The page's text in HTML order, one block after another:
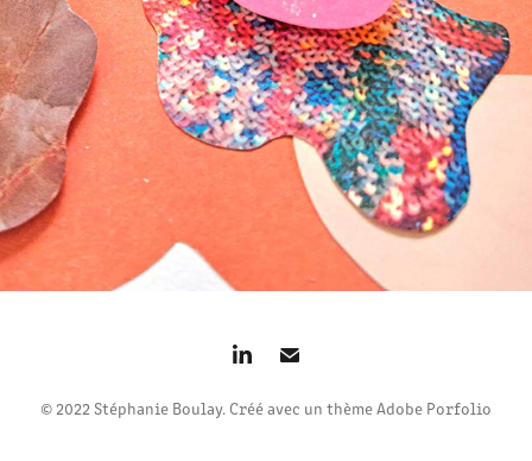
© 2022 Stéphanie Boulay. Créé avec un thème Adobe Porfolio